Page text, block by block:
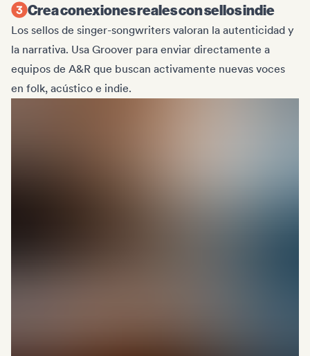
Crea conexiones reales con sellos indie
Los sellos de singer-songwriters valoran la autenticidad y
la narrativa. Usa Groover para enviar directamente a
equipos de A&R que buscan activamente nuevas voces
en folk, acústico e indie.